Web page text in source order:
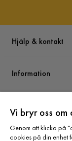
Hjälp & kontakt
Information
Sortiment
Vi bryr oss om
Genom att klicka på
cookies på din enhet